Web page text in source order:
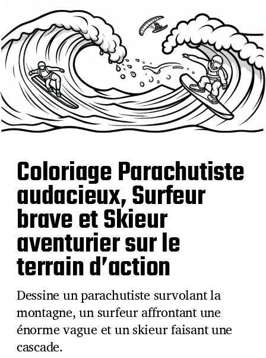
Coloriage Parachutiste
audacieux, Surfeur
brave et Skieur
aventurier sur le
terrain d’action
Dessine un parachutiste survolant la
montagne, un surfeur affrontant une
énorme vague et un skieur faisant une
cascade.